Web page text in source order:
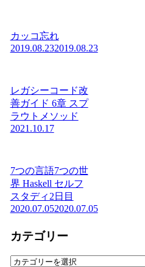
カッコ忘れ
2019.08.232019.08.23
レガシーコード改
善ガイド 6章 スプ
ラウトメソッド
2021.10.17
7つの言語7つの世
界 Haskell セルフ
スタディ2日目
2020.07.052020.07.05
カテゴリー
カ